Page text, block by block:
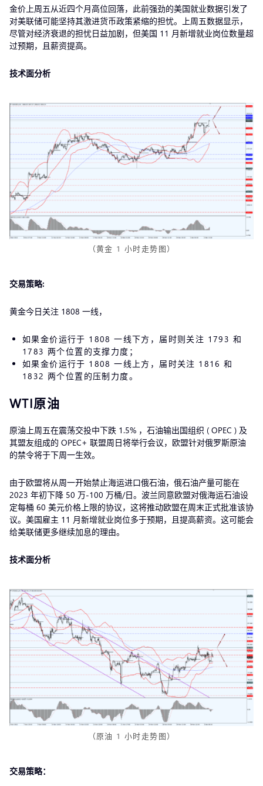
金价上周五从近四个月高位回落，此前强劲的美国就业数据引发了
对美联储可能坚持其激进货币政策紧缩的担忧。上周五数据显示，
尽管对经济衰退的担忧日益加剧，但美国 11 月新增就业岗位数量超
过预期，且薪资提高。
技术面分析
（黄金 1 小时走势图）
交易策略:
黄金今日关注 1808 一线，
如果金价运行于 1808 一线下方，届时则关注 1793 和
1783 两个位置的支撑力度；
如果金价运行于 1808 一线上方，届时关注 1816 和
1832 两个位置的压制力度。
WTI原油
原油上周五在震荡交投中下跌 1.5% ，石油输出国组织 ( OPEC ) 及
其盟友组成的 OPEC+ 联盟周日将举行会议，欧盟针对俄罗斯原油
的禁令将于下周一生效。
由于欧盟将从周一开始禁止海运进口俄石油，俄石油产量可能在
2023 年初下降 50 万-100 万桶/日。波兰同意欧盟对俄海运石油设
定每桶 60 美元价格上限的协议，这将推动欧盟在周末正式批准该协
议。美国雇主 11 月新增就业岗位多于预期，且提高薪资。这可能会
给美联储更多继续加息的理由。
技术面分析
（原油 1 小时走势图）
交易策略：